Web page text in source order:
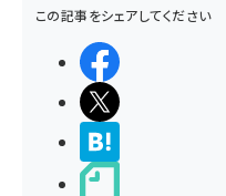
この記事をシェアしてください